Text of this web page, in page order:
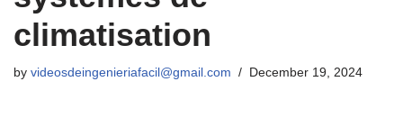
climatisation
by videosdeingenieriafacil@gmail.com December 19, 2024